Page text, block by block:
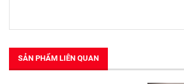
SẢN PHẨM LIÊN QUAN